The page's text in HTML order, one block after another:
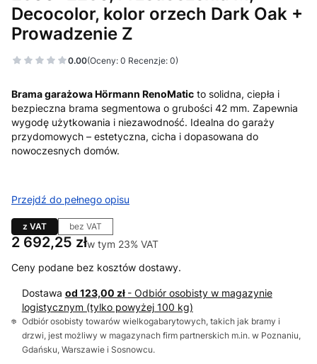
Decocolor, kolor orzech Dark Oak +
Prowadzenie Z
0.00(Oceny: 0 Recenzje: 0)
Brama garażowa Hörmann RenoMatic to solidna, ciepła i
bezpieczna brama segmentowa o grubości 42 mm. Zapewnia
wygodę użytkowania i niezawodność. Idealna do garaży
przydomowych – estetyczna, cicha i dopasowana do
nowoczesnych domów.
Przejdź do pełnego opisu
z VAT bez VAT
Cena
2 692,25 złw tym 23% VAT
w tym 23% VAT
Ceny podane bez kosztów dostawy.
Dostawa od 123,00 zł - Odbiór osobisty w magazynie
logistycznym (tylko powyżej 100 kg)
Odbiór osobisty towarów wielkogabarytowych, takich jak bramy i
drzwi, jest możliwy w magazynach firm partnerskich m.in. w Poznaniu,
Gdańsku, Warszawie i Sosnowcu.